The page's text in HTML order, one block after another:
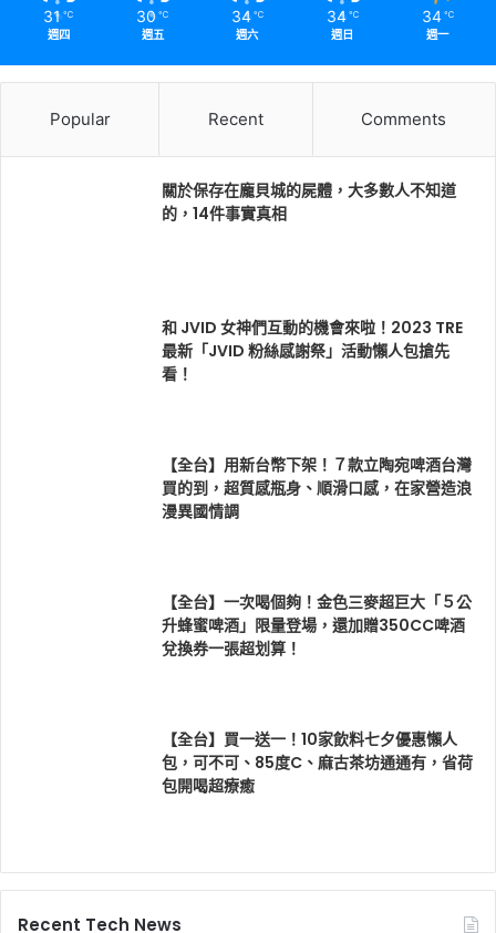
31 ℃
週四
30 ℃
週五
34 ℃
週六
34 ℃
週日
34 ℃
週一
Popular Recent Comments
關於保存在龐貝城的屍體，大多數人不知道
的，14件事實真相
和 JVID 女神們互動的機會來啦！2023 TRE
最新「JVID 粉絲感謝祭」活動懶人包搶先
看！
【全台】用新台幣下架！７款立陶宛啤酒台灣
買的到，超質感瓶身、順滑口感，在家營造浪
漫異國情調
【全台】一次喝個夠！金色三麥超巨大「５公
升蜂蜜啤酒」限量登場，還加贈350CC啤酒
兌換券一張超划算！
【全台】買一送一！10家飲料七夕優惠懶人
包，可不可、85度C、麻古茶坊通通有，省荷
包開喝超療癒
Recent Tech News